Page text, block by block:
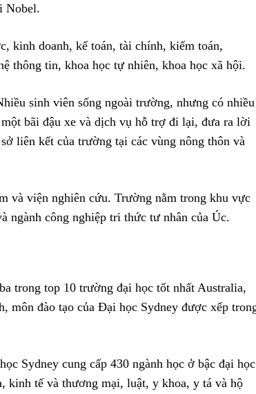
Nobel.
kinh doanh, kế toán, tài chính, kiểm toán,
thông tin, khoa học tự nhiên, khoa học xã hội.
sinh viên sống ngoài trường, nhưng có nhiều
bãi đậu xe và dịch vụ hỗ trợ đi lại, đưa ra lời
liên kết của trường tại các vùng nông thôn và
và viện nghiên cứu. Trường nằm trong khu vực
ngành công nghiệp tri thức tư nhân của Úc.
trong top 10 trường đại học tốt nhất Australia,
môn đào tạo của Đại học Sydney được xếp
Sydney cung cấp 430 ngành học ở bậc đại học
kinh tế và thương mại, luật, y khoa, y tá và hộ